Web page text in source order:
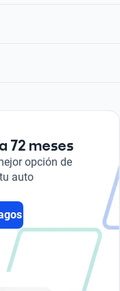
72 meses
opción de
auto